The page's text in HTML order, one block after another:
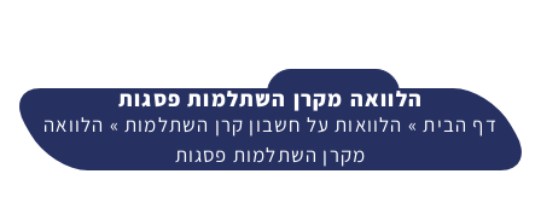
המשך
הלוואה מקרן השתלמות פסגות
דף הבית » הלוואות על חשבון קרן השתלמות » הלוואה
מקרן השתלמות פסגות